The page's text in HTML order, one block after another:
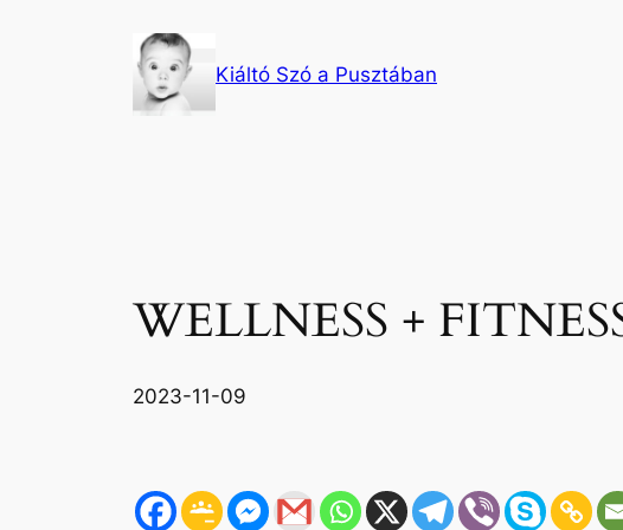
Kiáltó Szó a Pusztában
WELLNESS +
2023-11-09